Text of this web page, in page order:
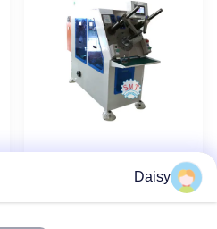
جديد
النحاس / أسلاك
الألمنيوم لفائف آلة إسفين لف
الإدراج 380V 50 / 60HZ
Daisy